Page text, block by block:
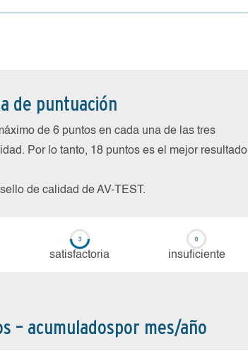
de puntuación
de 6 puntos en cada una de las tres
Por lo tanto, 18 puntos es el mejor resultado
de calidad de AV-TEST.
sa­tis­fac­to­ria in­su­fi­cien­te
– acumuladospor mes/año